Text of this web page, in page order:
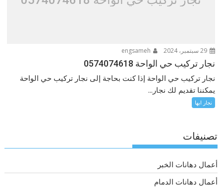
29 سبتمبر، 2024
نجار تركيب حي الواحة 0574074618
نجار تركيب حي الواحة إذا كنت بحاجة إلى نجار تركيب حي الواحة
يمكننا تقديم لك نجار...
نجار ابها
تصنيفات
أعمال دهانات الخبر
أعمال دهانات الدمام